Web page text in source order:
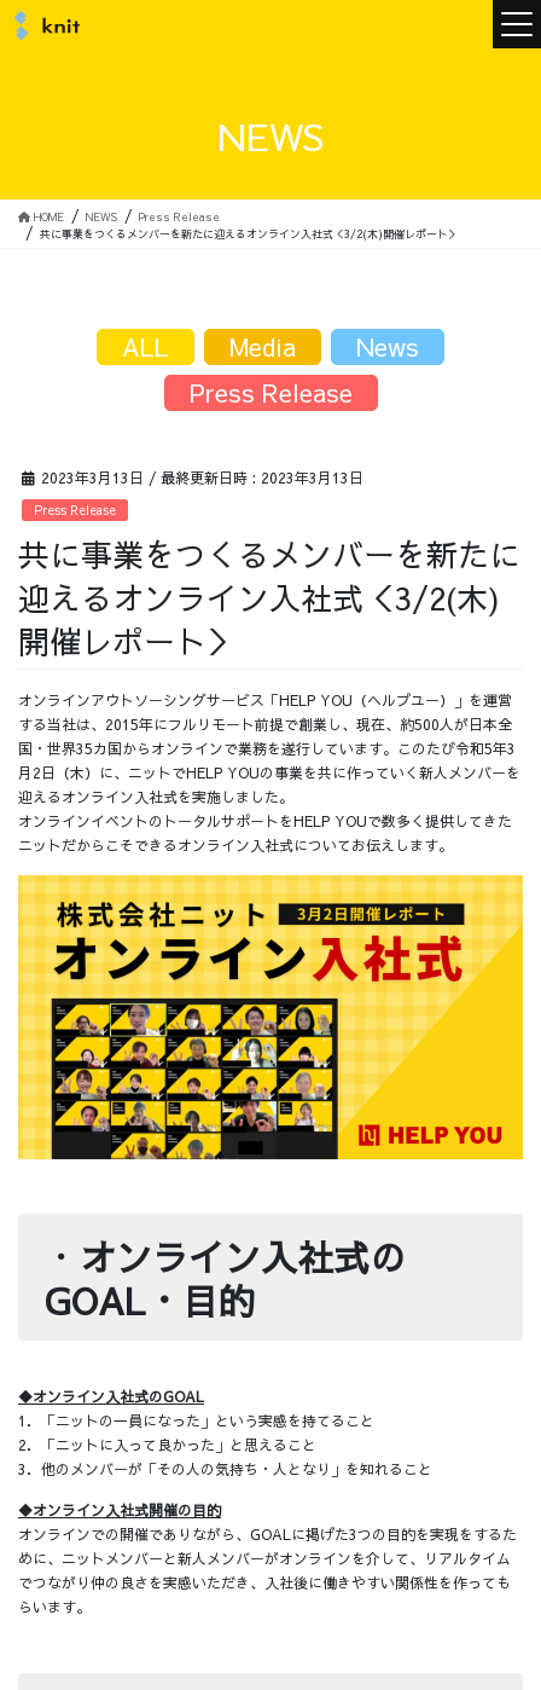
サービス
採用情報
採用情報トップ チームインタビュー01
チームインタビュー02 チームインタビュー03
お問い合わせ
NEWS
HOME NEWS
Press Release
共に事業をつくるメンバーを新たに迎えるオンライン入社式＜3/2(木)開催レポート＞
2023年3月13日 / 最終更新日時 : 2023年3月13日
Press Release
共に事業をつくるメンバーを新たに
迎えるオンライン入社式＜3/2(木)
開催レポート＞
オンラインアウトソーシングサービス「HELP YOU（ヘルプユー）」を運営
する当社は、2015年にフルリモート前提で創業し、現在、約500人が日本全
国・世界35カ国からオンラインで業務を遂行しています。このたび令和5年3
月2日（木）に、ニットでHELP YOUの事業を共に作っていく新人メンバーを
迎えるオンライン入社式を実施しました。
オンラインイベントのトータルサポートをHELP YOUで数多く提供してきた
ニットだからこそできるオンライン入社式についてお伝えします。
・ オンライン入社式の
GOAL・目的
◆オンライン入社式のGOAL
1．「ニットの一員になった」という実感を持てること
2．「ニットに入って良かった」と思えること
3．他のメンバーが「その人の気持ち・人となり」を知れること
◆オンライン入社式開催の目的
オンラインでの開催でありながら、GOALに掲げた3つの目的を実現をするた
めに、ニットメンバーと新人メンバーがオンラインを介して、リアルタイム
でつながり仲の良さを実感いただき、入社後に働きやすい関係性を作っても
らいます。
ALL Media
News
Press Release